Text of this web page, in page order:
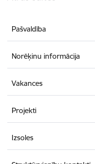
Pašvaldība
Norēķinu informācija
Vakances
Projekti
Izsoles